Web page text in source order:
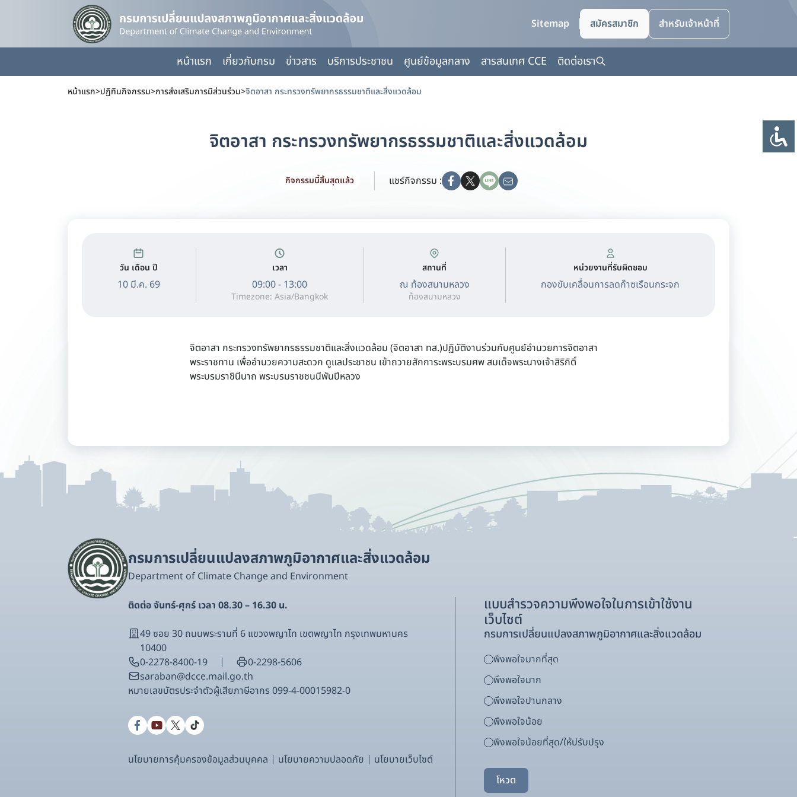
Sitemap สมัครสมาชิก สำหรับเจ้าหน้าที่
หน้าแรก เกี่ยวกับกรม ข่าวสาร บริการประชาชน ศูนย์ข้อมูลกลาง สารสนเทศ CCE ติดต่อเรา
หน้าแรก>ปฏิทินกิจกรรม>การส่งเสริมการมีส่วนร่วม>จิตอาสา กระทรวงทรัพยากรธรรมชาติและสิ่งแวดล้อม
จิตอาสา กระทรวงทรัพยากรธรรมชาติและสิ่งแวดล้อม
กิจกรรมนี้สิ้นสุดแล้ว แชร์กิจกรรม :
วัน เดือน ปี
10 มี.ค. 69
เวลา
09:00 - 13:00
Timezone: Asia/Bangkok
สถานที่
ณ ท้องสนามหลวง
ท้องสนามหลวง
หน่วยงานที่รับผิดชอบ
กองขับเคลื่อนการลดก๊าซเรือนกระจก
จิตอาสา กระทรวงทรัพยากรธรรมชาติและสิ่งแวดล้อม (จิตอาสา ทส.)ปฏิบัติงานร่วมกับศูนย์อำนวยการจิตอาสา
พระราชทาน เพื่ออำนวยความสะดวก ดูแลประชาชน เข้าถวายสักการะพระบรมศพ สมเด็จพระนางเจ้าสิริกิติ์
พระบรมราชินีนาถ พระบรมราชชนนีพันปีหลวง
กรมการเปลี่ยนแปลงสภาพภูมิอากาศและสิ่งแวดล้อม
Department of Climate Change and Environment
ติดต่อ จันทร์-ศุกร์ เวลา 08.30 – 16.30 น.
49 ซอย 30 ถนนพระรามที่ 6 แขวงพญาไท เขตพญาไท กรุงเทพมหานคร
10400
0-2278-8400-19
0-2298-5606
saraban@dcce.mail.go.th
หมายเลขบัตรประจําตัวผู้เสียภาษีอากร 099-4-00015982-0
นโยบายการคุ้มครองข้อมูลส่วนบุคคล นโยบายความปลอดภัย นโยบายเว็บไซต์
แบบสำรวจความพึงพอใจในการเข้าใช้งาน
เว็บไซต์
กรมการเปลี่ยนแปลงสภาพภูมิอากาศและสิ่งแวดล้อม
พึงพอใจมากที่สุด
พึงพอใจมาก
พึงพอใจปานกลาง
พึงพอใจน้อย
พึงพอใจน้อยที่สุด/ให้ปรับปรุง
โหวต